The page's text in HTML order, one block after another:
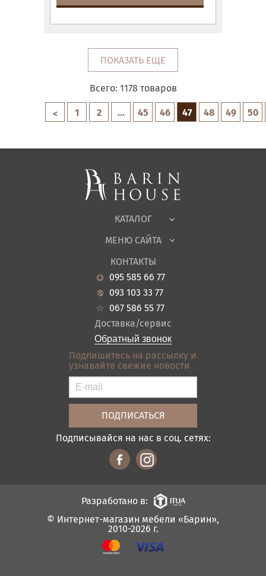
ПОКАЗАТЬ ЕЩЕ
Всего: 1178 товаров
< 1 2 ... 45 46 47 48 49 50
КАТАЛОГ
Спальни, Кровати
Корпусная мебель
Офисная мебель
Садовая мебель
Гостиная
Кухня
Прихожие
Ванная
Акции
МЕНЮ САЙТА
О нас
Новости
Гарантия
Кредит
Оплата и доставка
Отзывы
Контакты
Карта сайта
Условия покупки
КОНТАКТЫ
095 585 66 77
093 103 33 77
067 586 55 77
Доставка/сервис
Обратный звонок
Подпишитесь на рассылку и
узнавайте свежие новости
Подписывайся на нас в соц. сетях:
© Интернет-магазин мебели «Барин»,
2010-2026 г.
Разработано в: